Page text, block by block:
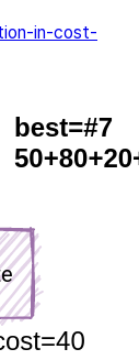
in-cost-